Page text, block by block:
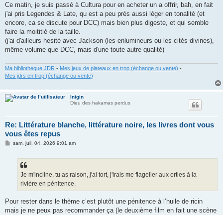
Ce matin, je suis passé à Cultura pour en acheter un a offrir, bah, en fait
j'ai pris Legendes & Late, qu est a peu près aussi léger en tonalité (et
encore, ca se discute pour DCC) mais bien plus digeste, et qui semble
faire la moititié de la taille.
(j'ai d'ailleurs hesité avec Jackson (les enlumineurs ou les cités divines),
même volume que DCC, mais d'une toute autre qualité)
Ma bibliotheque JDR - Mes jeux de plateaux en trop (échange ou vente) -
Mes jdrs en trop (échange ou vente)
Inigin
Dieu des hakamas perdus
Re: Littérature blanche, littérature noire, les livres dont vous
vous êtes repus
Msam. juil. 04, 2026 9:01 am
Je m'incline, tu as raison, j'ai tort, j'irais me flageller aux orties à la
rivière en pénitence.
Pour rester dans le thème c’est plutôt une pénitence à l’huile de ricin
mais je ne peux pas recommander ça (le deuxième film en fait une scène